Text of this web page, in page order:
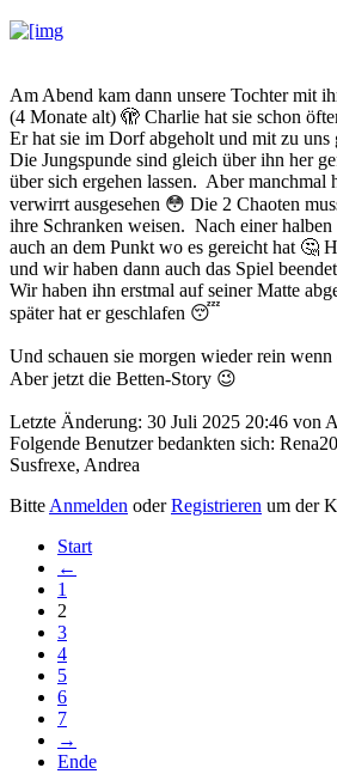
Am Abend kam dann unsere Tochter mit
(4 Monate alt) 🫣 Charlie hat sie schon
Er hat sie im Dorf abgeholt und mit zu uns
Die Jungspunde sind gleich über ihn her
über sich ergehen lassen. Aber manchmal
verwirrt ausgesehen 😳 Die 2 Chaoten
ihre Schranken weisen. Nach einer
auch an dem Punkt wo es gereicht hat 🤔
und wir haben dann auch das Spiel
Wir haben ihn erstmal auf seiner Matte
später hat er geschlafen 😴
Und schauen sie morgen wieder rein wenn
Aber jetzt die Betten-Story 😉
Letzte Änderung: 30 Juli 2025 20:46 von
Folgende Benutzer bedankten sich:
Susfrexe, Andrea
Bitte Anmelden oderRegistrieren um der
Start
←
1
2
3
4
5
6
7
→
Ende